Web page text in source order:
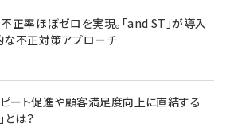
正率ほぼゼロを実現。「and ST」が導入
不正対策アプローチ
ート促進や顧客満足度向上に直結する
とは？